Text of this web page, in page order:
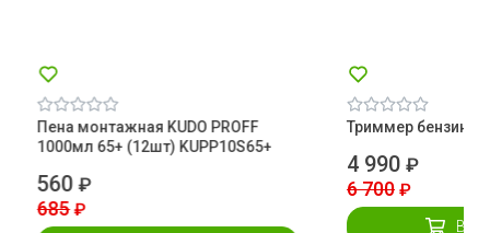
Пена монтажная KUDO PROFF
1000мл 65+ (12шт) KUPP10S65+
560₽
685 ₽
Триммер
4 990 ₽
6 700 ₽
В